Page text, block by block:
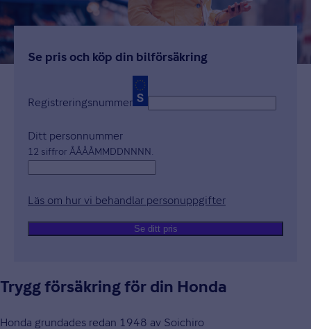
Se pris och köp din bilförsäkring
Registreringsnummer
Ditt personnummer
12 siffror ÅÅÅÅMMDDNNNN.
Läs om hur vi behandlar personuppgifter
Se ditt pris
Trygg försäkring för din Honda
Honda grundades redan 1948 av Soichiro